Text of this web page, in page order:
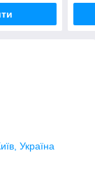
Україна